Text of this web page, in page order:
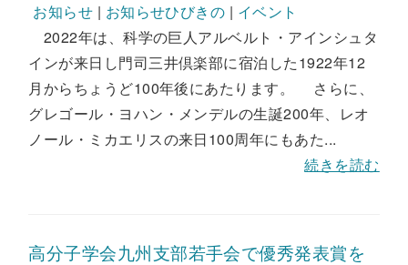
お知らせ | お知らせひびきの | イベント
2022年は、科学の巨人アルベルト・アインシュタ
インが来日し門司三井倶楽部に宿泊した1922年12
月からちょうど100年後にあたります。 さらに、
グレゴール・ヨハン・メンデルの生誕200年、レオ
ノール・ミカエリスの来日100周年にもあた...
続きを読む
高分子学会九州支部若手会で優秀発表賞を